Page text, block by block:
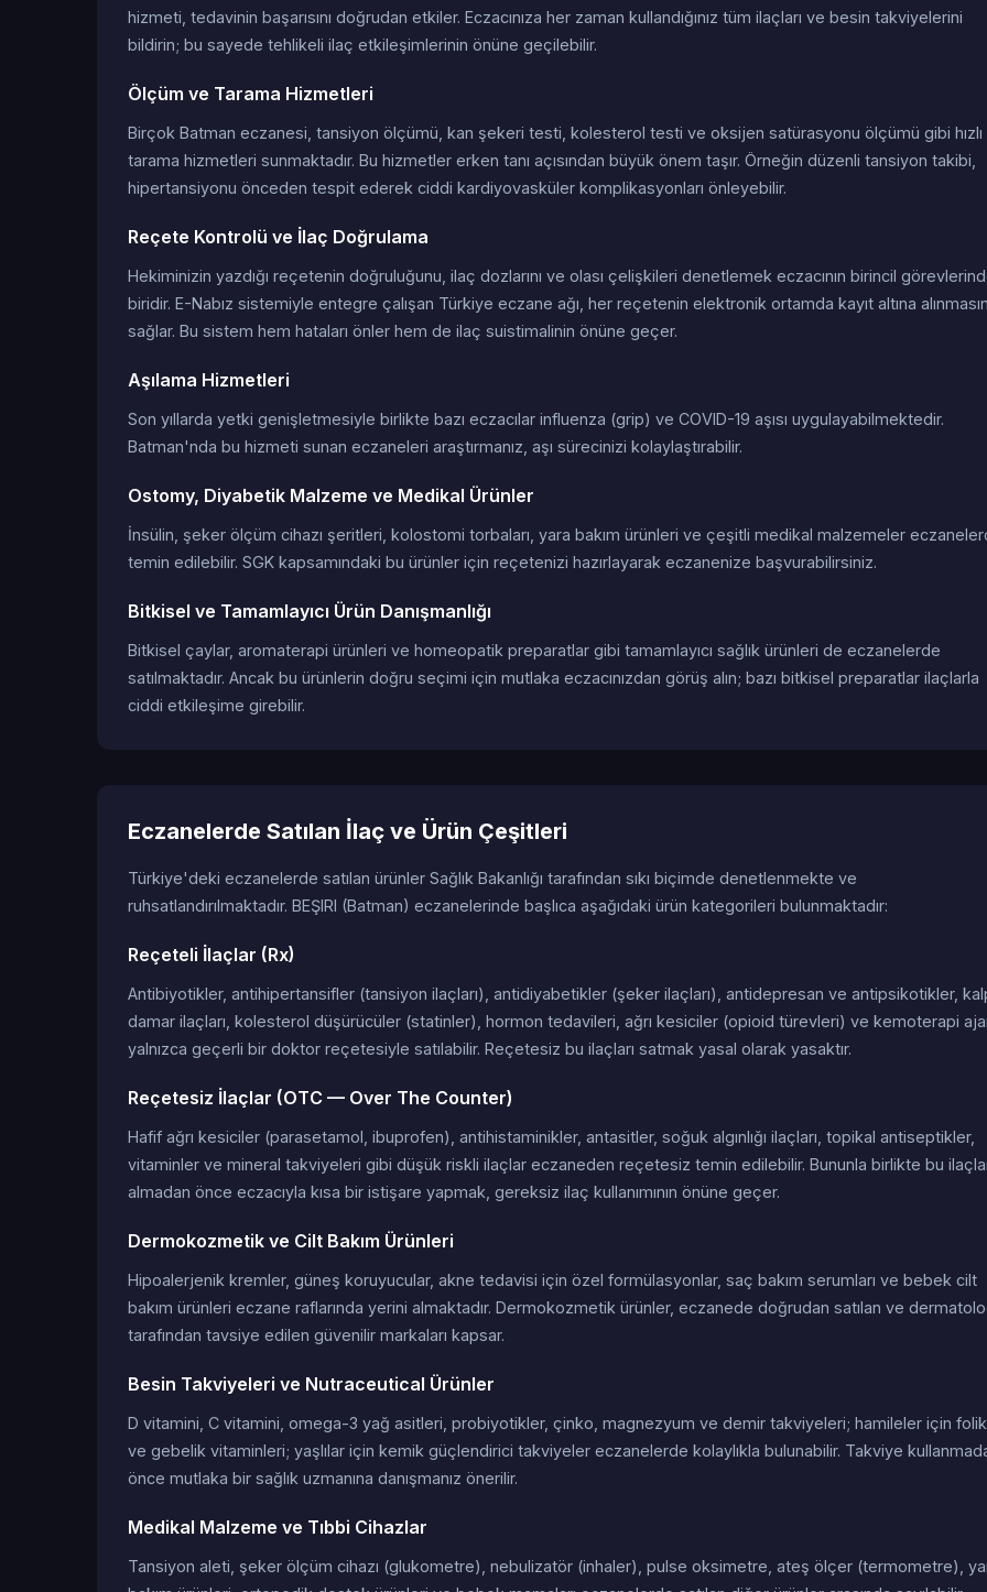
hizmeti, tedavinin başarısını doğrudan etkiler. Eczacınıza her zaman kullandığınız tüm ilaçları ve besin takviyelerini
bildirin; bu sayede tehlikeli ilaç etkileşimlerinin önüne geçilebilir.
Ölçüm ve Tarama Hizmetleri
Birçok Batman eczanesi, tansiyon ölçümü, kan şekeri testi, kolesterol testi ve oksijen satürasyonu ölçümü gibi hızlı
tarama hizmetleri sunmaktadır. Bu hizmetler erken tanı açısından büyük önem taşır. Örneğin düzenli tansiyon takibi,
hipertansiyonu önceden tespit ederek ciddi kardiyovasküler komplikasyonları önleyebilir.
Reçete Kontrolü ve İlaç Doğrulama
Hekiminizin yazdığı reçetenin doğruluğunu, ilaç dozlarını ve olası çelişkileri denetlemek eczacının birincil
biridir. E-Nabız sistemiyle entegre çalışan Türkiye eczane ağı, her reçetenin elektronik ortamda kayıt altına
sağlar. Bu sistem hem hataları önler hem de ilaç suistimalinin önüne geçer.
Aşılama Hizmetleri
Son yıllarda yetki genişletmesiyle birlikte bazı eczacılar influenza (grip) ve COVID-19 aşısı uygulayabilmektedir.
Batman'nda bu hizmeti sunan eczaneleri araştırmanız, aşı sürecinizi kolaylaştırabilir.
Ostomy, Diyabetik Malzeme ve Medikal Ürünler
İnsülin, şeker ölçüm cihazı şeritleri, kolostomi torbaları, yara bakım ürünleri ve çeşitli medikal malzemeler
temin edilebilir. SGK kapsamındaki bu ürünler için reçetenizi hazırlayarak eczanenize başvurabilirsiniz.
Bitkisel ve Tamamlayıcı Ürün Danışmanlığı
Bitkisel çaylar, aromaterapi ürünleri ve homeopatik preparatlar gibi tamamlayıcı sağlık ürünleri de eczanelerde
satılmaktadır. Ancak bu ürünlerin doğru seçimi için mutlaka eczacınızdan görüş alın; bazı bitkisel preparatlar ilaçlarla
ciddi etkileşime girebilir.
Eczanelerde Satılan İlaç ve Ürün Çeşitleri
Türkiye'deki eczanelerde satılan ürünler Sağlık Bakanlığı tarafından sıkı biçimde denetlenmekte ve
ruhsatlandırılmaktadır. BEŞIRI (Batman) eczanelerinde başlıca aşağıdaki ürün kategorileri bulunmaktadır:
Reçeteli İlaçlar (Rx)
Antibiyotikler, antihipertansifler (tansiyon ilaçları), antidiyabetikler (şeker ilaçları), antidepresan ve antipsikotikler,
damar ilaçları, kolesterol düşürücüler (statinler), hormon tedavileri, ağrı kesiciler (opioid türevleri) ve kemoterapi
yalnızca geçerli bir doktor reçetesiyle satılabilir. Reçetesiz bu ilaçları satmak yasal olarak yasaktır.
Reçetesiz İlaçlar (OTC — Over The Counter)
Hafif ağrı kesiciler (parasetamol, ibuprofen), antihistaminikler, antasitler, soğuk algınlığı ilaçları, topikal antiseptikler,
vitaminler ve mineral takviyeleri gibi düşük riskli ilaçlar eczaneden reçetesiz temin edilebilir. Bununla birlikte bu
almadan önce eczacıyla kısa bir istişare yapmak, gereksiz ilaç kullanımının önüne geçer.
Dermokozmetik ve Cilt Bakım Ürünleri
Hipoalerjenik kremler, güneş koruyucular, akne tedavisi için özel formülasyonlar, saç bakım serumları ve bebek cilt
bakım ürünleri eczane raflarında yerini almaktadır. Dermokozmetik ürünler, eczanede doğrudan satılan ve
tarafından tavsiye edilen güvenilir markaları kapsar.
Besin Takviyeleri ve Nutraceutical Ürünler
D vitamini, C vitamini, omega-3 yağ asitleri, probiyotikler, çinko, magnezyum ve demir takviyeleri; hamileler için
ve gebelik vitaminleri; yaşlılar için kemik güçlendirici takviyeler eczanelerde kolaylıkla bulunabilir. Takviye
önce mutlaka bir sağlık uzmanına danışmanız önerilir.
Medikal Malzeme ve Tıbbi Cihazlar
Tansiyon aleti, şeker ölçüm cihazı (glukometre), nebulizatör (inhaler), pulse oksimetre, ateş ölçer (termometre),